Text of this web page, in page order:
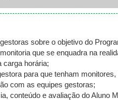
sobre o objetivo do
que se enquadra na
carga horária;
para que tenham
com as equipes gestoras;
conteúdo e avaliação do Aluno